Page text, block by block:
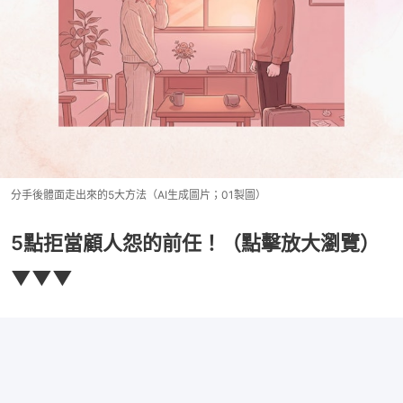
分手後體面走出來的5大方法（AI生成圖片；01製圖）
5點拒當顧人怨的前任！（點擊放大瀏覽）
▼▼▼